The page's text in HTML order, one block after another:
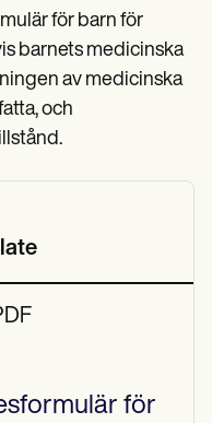
för barn för
barnets medicinska
av medicinska
och
för